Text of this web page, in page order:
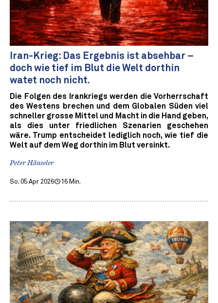
Iran-Krieg: Das Ergebnis ist absehbar –
doch wie tief im Blut die Welt dorthin
watet noch nicht.
Die Folgen des Irankriegs werden die Vorherrschaft
des Westens brechen und dem Globalen Süden viel
schneller grosse Mittel und Macht in die Hand geben,
als dies unter friedlichen Szenarien geschehen
wäre. Trump entscheidet lediglich noch, wie tief die
Welt auf dem Weg dorthin im Blut versinkt.
Peter Hänseler
So. 05 Apr 2026 16 Min.